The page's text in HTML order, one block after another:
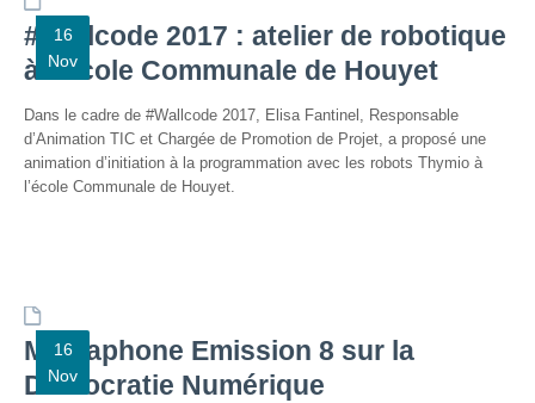
16
Nov
#Wallcode 2017 : atelier de robotique
à l’Ecole Communale de Houyet
Dans le cadre de #Wallcode 2017, Elisa Fantinel, Responsable
d’Animation TIC et Chargée de Promotion de Projet, a proposé une
animation d’initiation à la programmation avec les robots Thymio à
l’école Communale de Houyet.
16
Nov
Médiaphone Emission 8 sur la
Démocratie Numérique
game – A la
découverte
des métiers
informatiques
Fiches
métiers
Interviews